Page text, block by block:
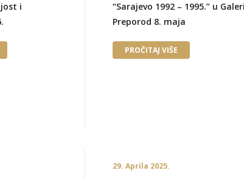
i
“Sarajevo 1992 – 1995.” u
Preporod 8. maja
PROČITAJ VIŠE
29. Aprila 2025.